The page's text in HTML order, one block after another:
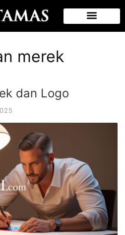
merek
dan Logo